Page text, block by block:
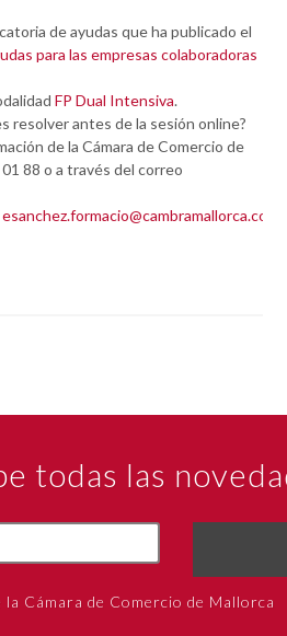
de ayudas que ha publicado el
para las empresas colaboradoras
FP Dual Intensiva.
resolver antes de la sesión online?
de la Cámara de Comercio de
88 o a través del correo
esanchez.formacio@cambramallorca.com
todas las
Cámara de Comercio de Mallorca